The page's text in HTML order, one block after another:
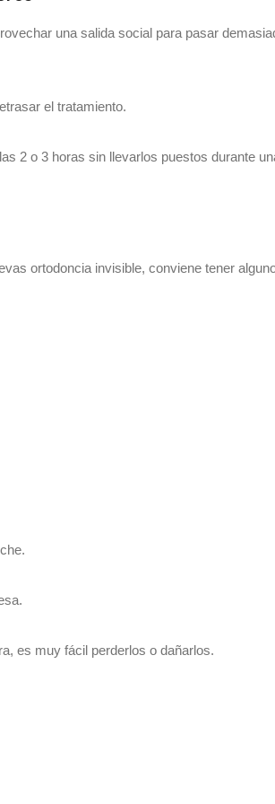
una salida social para pasar
el tratamiento.
2 o 3 horas sin llevarlos puestos durante
ortodoncia invisible, conviene tener
es muy fácil perderlos o dañarlos.